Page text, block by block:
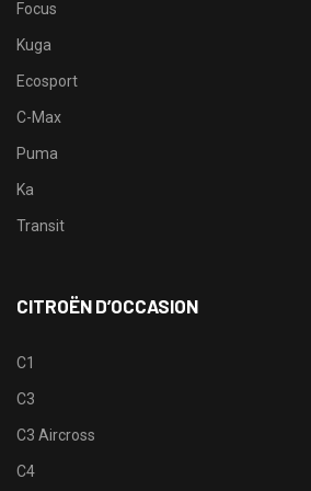
Focus
Kuga
Ecosport
C-Max
Puma
Ka
Transit
CITROËN D’OCCASION
C1
C3
C3 Aircross
C4